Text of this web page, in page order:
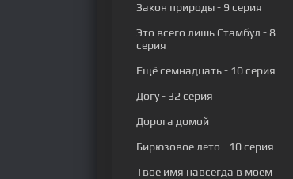
Закон природы- 9 серия
Это всего лишь Стамбул - 8
серия
Ещё семнадцать- 10 серия
Догу- 32 серия
Дорога домой
Бирюзовое лето - 10 серия
Твоё имя навсегда в моём